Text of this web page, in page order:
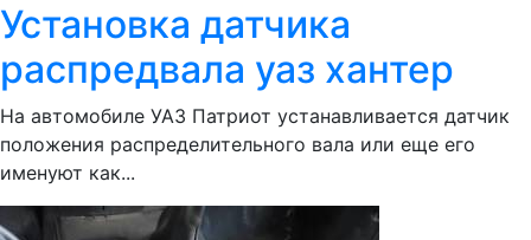
Установка датчика
распредвала уаз хантер
На автомобиле УАЗ Патриот устанавливается датчик
положения распределительного вала или еще его
именуют как...